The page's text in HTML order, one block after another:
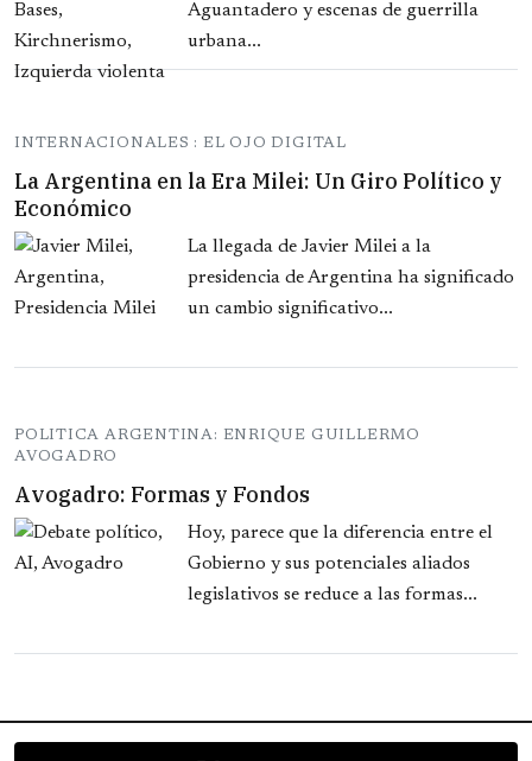
Aguantadero y escenas de guerrilla
urbana...
INTERNACIONALES : EL OJO DIGITAL
La Argentina en la Era Milei: Un Giro Político y
Económico
La llegada de Javier Milei a la
presidencia de Argentina ha significado
un cambio significativo...
POLITICA ARGENTINA: ENRIQUE GUILLERMO
AVOGADRO
Avogadro: Formas y Fondos
Hoy, parece que la diferencia entre el
Gobierno y sus potenciales aliados
legislativos se reduce a las formas...